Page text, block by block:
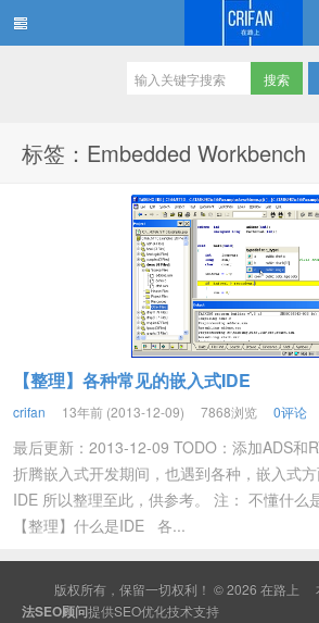
标签：Embedded Workbench
【整理】各种常见的嵌入式IDE
crifan 13年前 (2013-12-09) 7868浏览 0评论
最后更新：2013-12-09 TODO：添加ADS和
折腾嵌入式开发期间，也遇到各种，嵌入式
IDE 所以整理至此，供参考。 注： 不懂什么
【整理】什么是IDE 各...
版权所有，保留一切权利！ © 2026 在路上
法SEO顾问提供SEO优化技术支持